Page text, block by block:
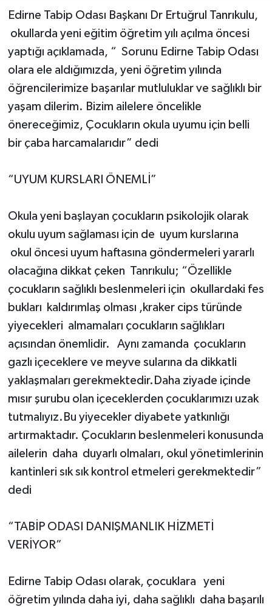
Edirne Tabip Odası Başkanı Dr Ertuğrul Tanrıkulu,
okullarda yeni eğitim öğretim yılı açılma öncesi
yaptığı açıklamada, “ Sorunu Edirne Tabip Odası
olara ele aldığımızda, yeni öğretim yılında
öğrencilerimize başarılar mutluluklar ve sağlıklı bir
yaşam dilerim. Bizim ailelere öncelikle
önereceğimiz, Çocukların okula uyumu için belli
bir çaba harcamalarıdır” dedi
“UYUM KURSLARI ÖNEMLİ”
Okula yeni başlayan çocukların psikolojik olarak
okulu uyum sağlaması için de uyum kurslarına
okul öncesi uyum haftasına göndermeleri yararlı
olacağına dikkat çeken Tanrıkulu; “Özellikle
çocukların sağlıklı beslenmeleri için okullardaki fes
bukları kaldırımlaş olması ,kraker cips türünde
yiyecekleri almamaları çocukların sağlıkları
açısından önemlidir. Aynı zamanda çocukların
gazlı içeceklere ve meyve sularına da dikkatli
yaklaşmaları gerekmektedir.Daha ziyade içinde
mısır şurubu olan içeceklerden çocuklarımızı uzak
tutmalıyız.Bu yiyecekler diyabete yatkınlığı
artırmaktadır. Çocukların beslenmeleri konusunda
ailelerin daha duyarlı olmaları, okul yönetimlerinin
kantinleri sık sık kontrol etmeleri gerekmektedir”
dedi
“TABİP ODASI DANIŞMANLIK HİZMETİ
VERİYOR”
Edirne Tabip Odası olarak, çocuklara yeni
öğretim yılında daha iyi, daha sağlıklı daha başarılı